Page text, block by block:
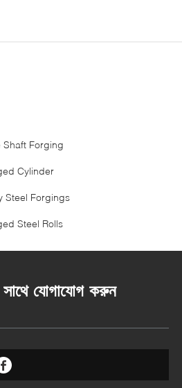
Shaft Forging
Cylinder
Steel Forgings
Steel Rolls
যোগাযোগ করুন